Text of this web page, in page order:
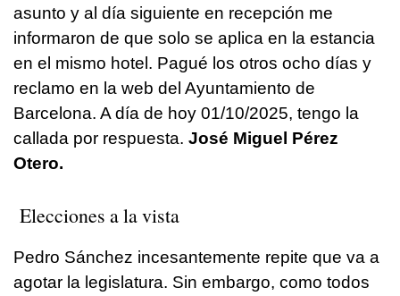
asunto y al día siguiente en recepción me
informaron de que solo se aplica en la estancia
en el mismo hotel. Pagué los otros ocho días y
reclamo en la web del Ayuntamiento de
Barcelona. A día de hoy 01/10/2025, tengo la
callada por respuesta. José Miguel Pérez
Otero.
Elecciones a la vista
Pedro Sánchez incesantemente repite que va a
agotar la legislatura. Sin embargo, como todos